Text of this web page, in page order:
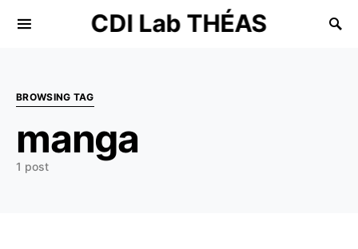
CDI Lab THÉAS
Search for:
BROWSING TAG
manga
1 post